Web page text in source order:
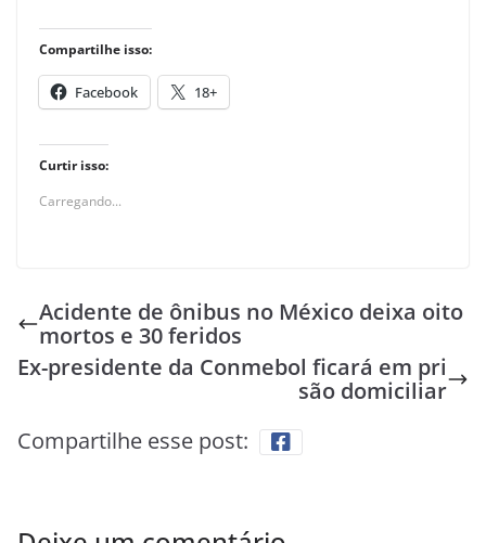
Compartilhe isso:
Facebook 18+
Curtir isso:
Carregando...
Acidente de ônibus no México deixa oito
mortos e 30 feridos
Ex-presidente da Conmebol ficará em pri
são domiciliar
Compartilhe esse post: